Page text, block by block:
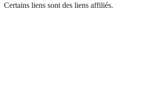
Certains liens sont des liens affiliés.